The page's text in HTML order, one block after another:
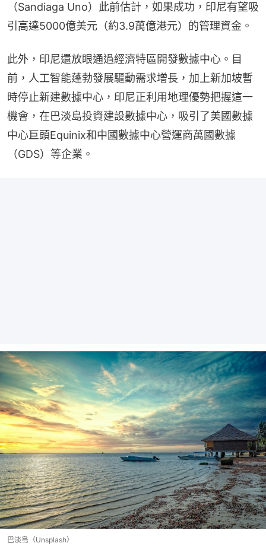
（Sandiaga Uno）此前估計，如果成功，印尼有望吸
引高達5000億美元（約3.9萬億港元）的管理資金。
此外，印尼還放眼通過經濟特區開發數據中心。目
前，人工智能蓬勃發展驅動需求增長，加上新加坡暫
時停止新建數據中心，印尼正利用地理優勢把握這一
機會，在巴淡島投資建設數據中心，吸引了美國數據
中心巨頭Equinix和中國數據中心營運商萬國數據
（GDS）等企業。
巴淡島（Unsplash）